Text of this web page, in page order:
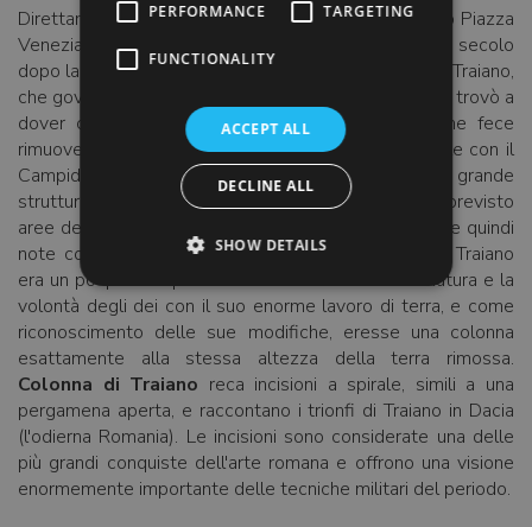
Direttamente di fronte al Foro di Giulio Cesare, verso Piazza
Venezia dal Foro di Augusto, si aggiunge, oltre un secolo
dopo la fondazione del suo Foro, il
. Traiano,
che governò tra la fine del I e ​​l'inizio del 2 ° secolo, si trovò a
dover creare uno spazio per il suo Foro, cosa che fece
rimuovendo la sella di terra che poi si unì al Quirinale con il
Campidoglio. Per impiantare il Quirinale, costruì una grande
struttura terrazzata emisferica, che forse aveva previsto
aree dedicate al commercio e all'attività mercantile, e quindi
note come
Mercati di Traiano. Sempre religioso, Traiano
era un po 'preoccupato di essere confuso con la natura e la
volontà degli dei con il suo enorme lavoro di terra, e come
riconoscimento delle sue modifiche, eresse una colonna
esattamente alla stessa altezza della terra rimossa.
Colonna di Traiano reca incisioni a spirale, simili a una
pergamena aperta, e raccontano i trionfi di Traiano in Dacia
(l'odierna Romania). Le incisioni sono considerate una delle
più grandi conquiste dell'arte romana e offrono una visione
enormemente importante delle tecniche militari del periodo.
PERFORMANCE TARGETING
FUNCTIONALITY
ACCEPT ALL
DECLINE ALL
SHOW DETAILS